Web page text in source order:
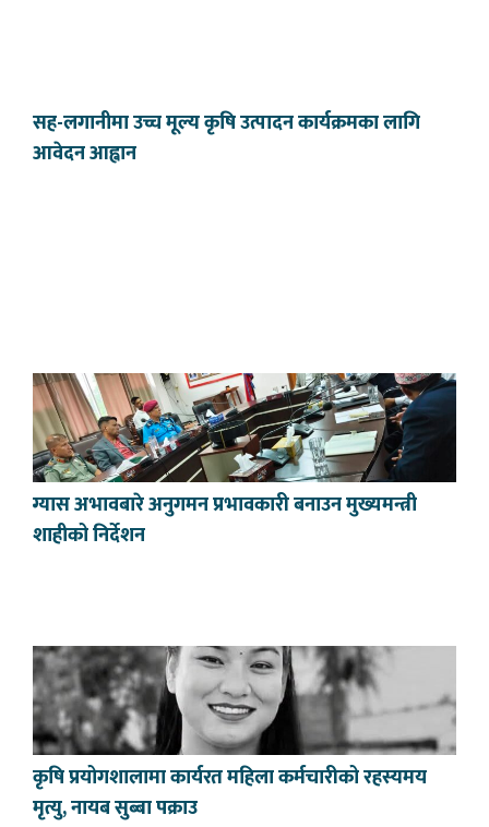
सह-लगानीमा उच्च मूल्य कृषि उत्पादन कार्यक्रमका लागि
आवेदन आह्वान
ग्यास अभावबारे अनुगमन प्रभावकारी बनाउन मुख्यमन्त्री
शाहीको निर्देशन
कृषि प्रयोगशालामा कार्यरत महिला कर्मचारीको रहस्यमय
मृत्यु, नायब सुब्बा पक्राउ